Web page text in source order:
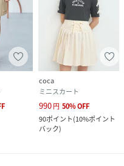
coca
ミニスカート
990円 50%OFF
90ポイント(10%ポイント
バック)